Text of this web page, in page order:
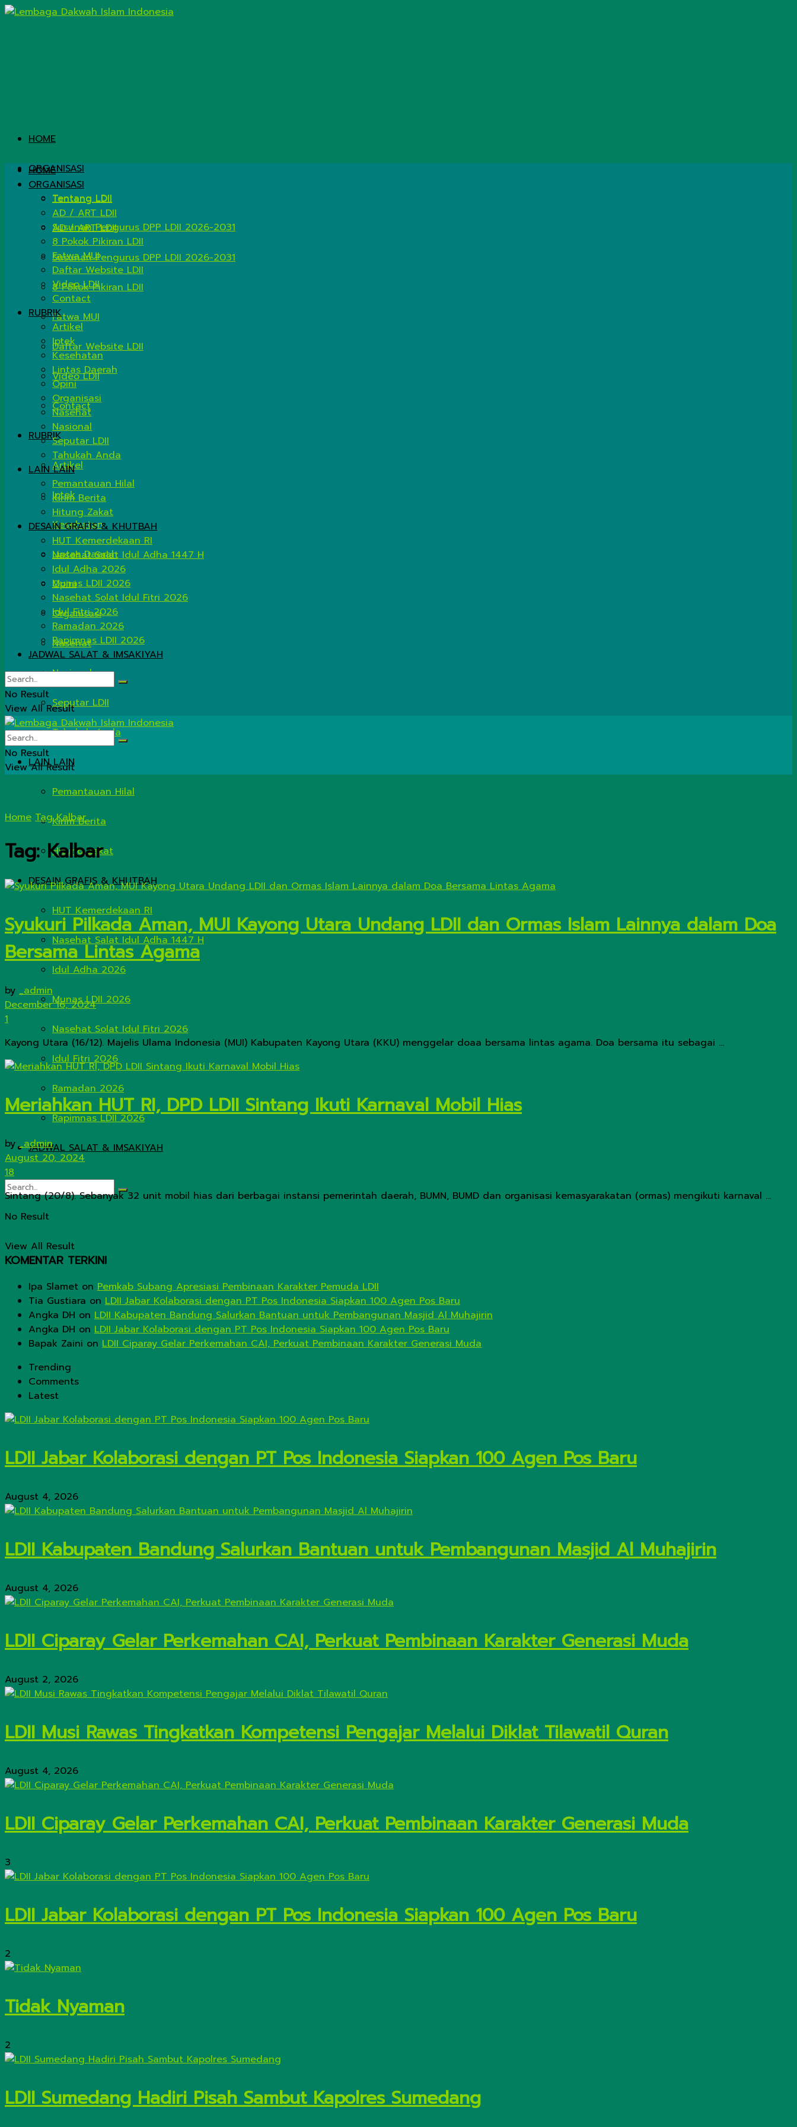
HOME
ORGANISASI
Tentang LDII
AD / ART LDII
Susunan Pengurus DPP LDII 2026-2031
8 Pokok Pikiran LDII
Fatwa MUI
Daftar Website LDII
Video LDII
Contact
RUBRIK
Artikel
Iptek
Kesehatan
Lintas Daerah
Opini
Organisasi
Nasehat
Nasional
Seputar LDII
Tahukah Anda
LAIN LAIN
Pemantauan Hilal
Kirim Berita
Hitung Zakat
DESAIN GRAFIS & KHUTBAH
HUT Kemerdekaan RI
Nasehat Salat Idul Adha 1447 H
Idul Adha 2026
Munas LDII 2026
Nasehat Solat Idul Fitri 2026
Idul Fitri 2026
Ramadan 2026
Rapimnas LDII 2026
JADWAL SALAT & IMSAKIYAH
No Result
View All Result
HOME
ORGANISASI
Tentang LDII
AD / ART LDII
Susunan Pengurus DPP LDII 2026-2031
8 Pokok Pikiran LDII
Fatwa MUI
Daftar Website LDII
Video LDII
Contact
RUBRIK
Artikel
Iptek
Kesehatan
Lintas Daerah
Opini
Organisasi
Nasehat
Nasional
Seputar LDII
Tahukah Anda
LAIN LAIN
Pemantauan Hilal
Kirim Berita
Hitung Zakat
DESAIN GRAFIS & KHUTBAH
HUT Kemerdekaan RI
Nasehat Salat Idul Adha 1447 H
Idul Adha 2026
Munas LDII 2026
Nasehat Solat Idul Fitri 2026
Idul Fitri 2026
Ramadan 2026
Rapimnas LDII 2026
JADWAL SALAT & IMSAKIYAH
No Result
View All Result
No Result
View All Result
Home Tag Kalbar
Tag:Kalbar
Syukuri Pilkada Aman, MUI Kayong Utara Undang LDII dan Ormas Islam Lainnya dalam Doa
Bersama Lintas Agama
by _admin
December 16, 2024
1
Kayong Utara (16/12). Majelis Ulama Indonesia (MUI) Kabupaten Kayong Utara (KKU) menggelar doaa bersama lintas agama. Doa bersama itu sebagai ...
Meriahkan HUT RI, DPD LDII Sintang Ikuti Karnaval Mobil Hias
by _admin
August 20, 2024
18
Sintang (20/8). Sebanyak 32 unit mobil hias dari berbagai instansi pemerintah daerah, BUMN, BUMD dan organisasi kemasyarakatan (ormas) mengikuti karnaval ...
KOMENTAR TERKINI
Ipa Slamet on Pemkab Subang Apresiasi Pembinaan Karakter Pemuda LDII
Tia Gustiara on LDII Jabar Kolaborasi dengan PT Pos Indonesia Siapkan 100 Agen Pos Baru
Angka DH on LDII Kabupaten Bandung Salurkan Bantuan untuk Pembangunan Masjid Al Muhajirin
Angka DH on LDII Jabar Kolaborasi dengan PT Pos Indonesia Siapkan 100 Agen Pos Baru
Bapak Zaini on LDII Ciparay Gelar Perkemahan CAI, Perkuat Pembinaan Karakter Generasi Muda
Trending
Comments
Latest
LDII Jabar Kolaborasi dengan PT Pos Indonesia Siapkan 100 Agen Pos Baru
August 4, 2026
LDII Kabupaten Bandung Salurkan Bantuan untuk Pembangunan Masjid Al Muhajirin
August 4, 2026
LDII Ciparay Gelar Perkemahan CAI, Perkuat Pembinaan Karakter Generasi Muda
August 2, 2026
LDII Musi Rawas Tingkatkan Kompetensi Pengajar Melalui Diklat Tilawatil Quran
August 4, 2026
LDII Ciparay Gelar Perkemahan CAI, Perkuat Pembinaan Karakter Generasi Muda
3
LDII Jabar Kolaborasi dengan PT Pos Indonesia Siapkan 100 Agen Pos Baru
2
Tidak Nyaman
2
LDII Sumedang Hadiri Pisah Sambut Kapolres Sumedang